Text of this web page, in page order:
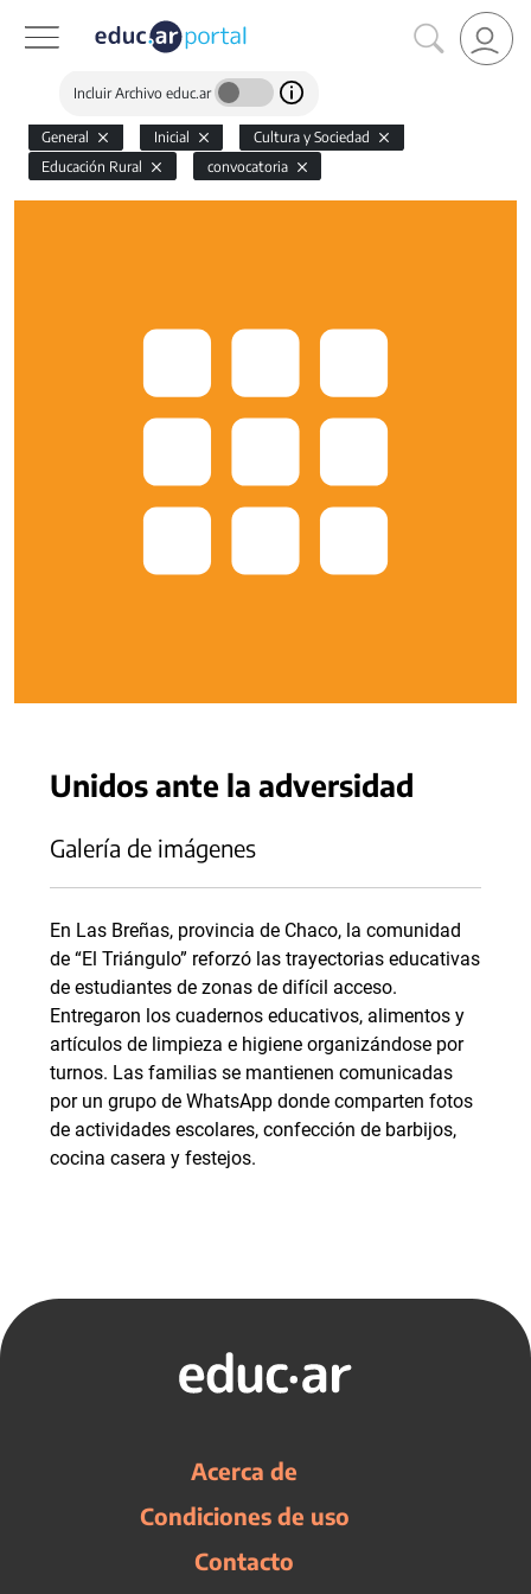
Incluir Archivo educ.ar
General Inicial
Cultura y Sociedad
Educación Rural
convocatoria
Unidos ante la adversidad
Galería de imágenes
En Las Breñas, provincia de Chaco, la comunidad
de “El Triángulo” reforzó las trayectorias educativas
de estudiantes de zonas de difícil acceso.
Entregaron los cuadernos educativos, alimentos y
artículos de limpieza e higiene organizándose por
turnos. Las familias se mantienen comunicadas
por un grupo de WhatsApp donde comparten fotos
de actividades escolares, confección de barbijos,
cocina casera y festejos.
Acerca de
Condiciones de uso
Contacto